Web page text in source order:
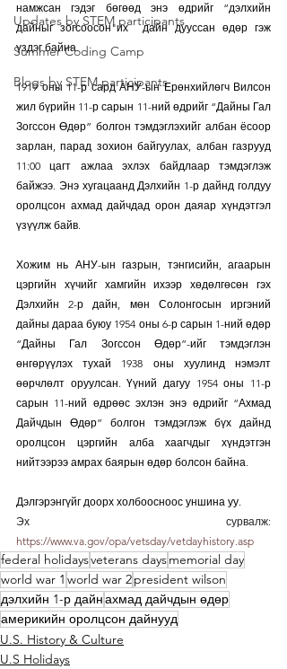
Updates by STEM participants
Summer Coding Camp
Blogs by STEM participants
намжсан гэдэг бөгөөд энэ өдрийг “дэлхийн
дайныг зогсоосон"их  дайн дууссан өдөр гэж
үздэг байна.
1919 оны 11-р сард АНУ-ын Ерөнхийлөгч Вилсон
жил бүрийн 11-р сарын 11-ний өдрийг “Дайны Гал
Зогссон Өдөр” болгон тэмдэглэхийг албан ёсоор
зарлан, парад зохион байгуулах, албан газрууд
11:00 цагт ажлаа эхлэх байдлаар тэмдэглэж
байжээ. Энэ хугацаанд Дэлхийн 1-р дайнд голдуу
оролцсон ахмад дайчдад орон даяар хүндэтгэл
үзүүлж байв.
Хожим нь АНУ-ын газрын, тэнгисийн, агаарын
цэргийн хүчийг хамгийн ихээр хөдөлгөсөн гэх
Дэлхийн 2-р дайн, мөн Солонгосын иргэний
дайны дараа буюу 1954 оны 6-р сарын 1-ний өдөр
“Дайны Гал Зогссон Өдөр”-ийг тэмдэглэн
өнгөрүүлэх тухай 1938 оны хуулинд нэмэлт
өөрчлөлт оруулсан. Үүний дагуу 1954 оны 11-р
сарын 11-ний өдрөөс эхлэн энэ өдрийг “Ахмад
Дайчдын Өдөр” болгон тэмдэглэж бүх дайнд
оролцсон цэргийн алба хаагчдыг хүндэтгэн
нийтээрээ амрах баярын өдөр болсон байна.
Дэлгэрэнгүйг доорх холбоосноос уншина уу.
https://www.va.gov/opa/vetsday/vetdayhistory.asp
federal holidaysveterans daysmemorial day
world war 1 world war 2president wilson
дэлхийн 1-р дайнахмад дайчдын өдөр
америкийн оролцсон дайнууд
U.S. History & Culture
U.S Holidays